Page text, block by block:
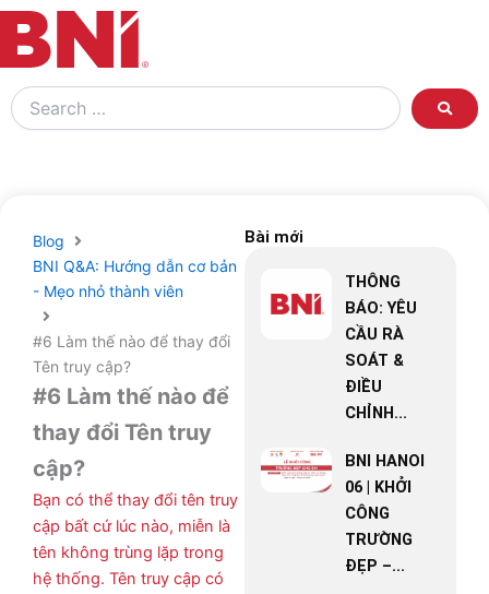
Search
…
Blog
BNI Q&A: Hướng dẫn cơ bản
- Mẹo nhỏ thành viên
#6 Làm thế nào để thay đổi
Tên truy cập?
#6 Làm thế nào để
thay đổi Tên truy
cập?
Bạn có thể thay đổi tên truy
cập bất cứ lúc nào, miễn là
tên không trùng lặp trong
hệ thống. Tên truy cập có
Bài mới
THÔNG
BÁO: YÊU
CẦU RÀ
SOÁT &
ĐIỀU
CHỈNH...
BNI HANOI
06 | KHỞI
CÔNG
TRƯỜNG
ĐẸP –...